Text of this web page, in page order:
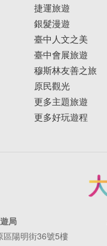
捷運旅遊
銀髮漫遊
臺中人文之美
臺中會展旅遊
穆斯林友善之旅
原民觀光
更多主題旅遊
更多好玩遊程
局
區陽明街36號5樓